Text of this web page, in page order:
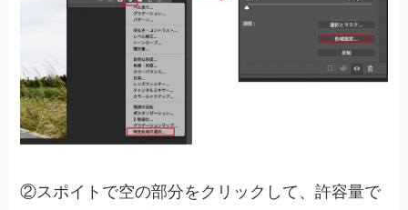
②スポイトで空の部分をクリックして、許容量で